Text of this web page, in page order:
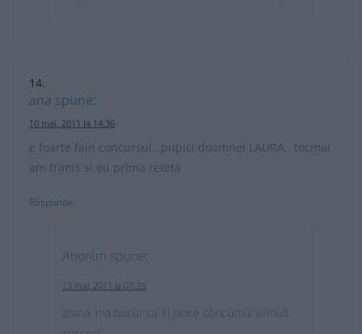
ana spune:
10 mai, 2011 la 14:36
e foarte fain concursul…pupici doamnei LAURA.. tocmai
am trimis si eu prima reteta
Răspunde
Anonim spune:
13 mai, 2011 la 07:33
@ana, ma bucur ca iti place concursul si mult